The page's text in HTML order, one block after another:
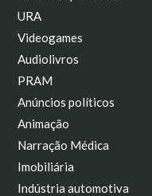
URA
Videogames
Audiolivros
PRAM
Anúncios políticos
Animação
Narração Médica
Imobiliária
Indústria automotiva